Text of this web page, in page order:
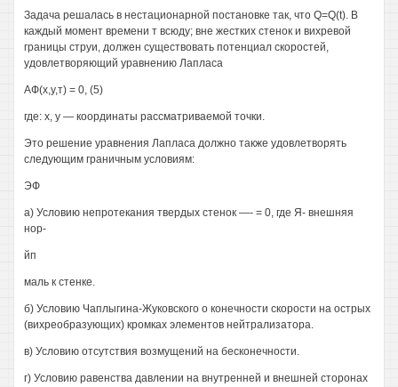
Задача решалась в нестационарной постановке так, что Q=Q(t). В
каждый момент времени т всюду; вне жестких стенок и вихревой
границы струи, должен существовать потенциал скоростей,
удовлетворяющий уравнению Лапласа
АФ(х,у,т) = 0, (5)
где: х, у — координаты рассматриваемой точки.
Это решение уравнения Лапласа должно также удовлетворять
следующим граничным условиям:
ЭФ
а) Условию непротекания твердых стенок —- = 0, где Я- внешняя
нор-
йп
маль к стенке.
б) Условию Чаплыгина-Жуковского о конечности скорости на острых
(вихреобразующих) кромках элементов нейтрализатора.
в) Условию отсутствия возмущений на бесконечности.
г) Условию равенства давлении на внутренней и внешней сторонах